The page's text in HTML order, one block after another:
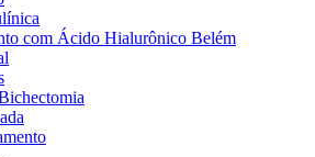
com Ácido Hialurônico Belém